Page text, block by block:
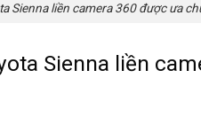
Sienna liền camera 360 được ưa
Sienna liền